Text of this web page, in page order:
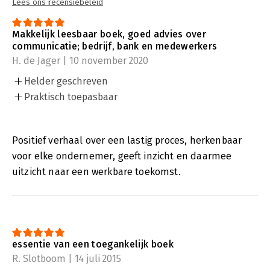
Lees ons recensiebeleid
Makkelijk leesbaar boek, goed advies over
communicatie; bedrijf, bank en medewerkers
H. de Jager | 10 november 2020
Helder geschreven
Praktisch toepasbaar
Positief verhaal over een lastig proces, herkenbaar
voor elke ondernemer, geeft inzicht en daarmee
uitzicht naar een werkbare toekomst.
essentie van een toegankelijk boek
R. Slotboom | 14 juli 2015